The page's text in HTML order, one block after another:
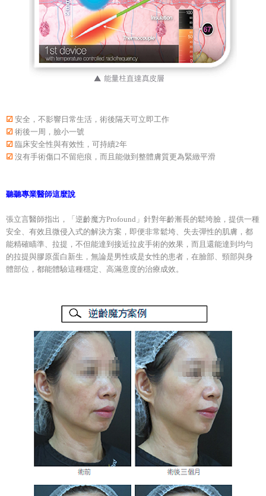
☑ 安全，不影響日常生活，術後隔天可立即工作
☑ 術後一周，臉小一號
☑ 臨床安全性與有效性，可持續2年
☑ 沒有手術傷口不留疤痕，而且能做到整體膚質更為緊緻平滑
聽聽專業醫師這麼說
張立言醫師指出，「逆齡魔方Profound」針對年齡漸長的鬆垮臉，提供一種
安全、有效且微侵入式的解決方案，即便非常鬆垮、失去彈性的肌膚，都
能精確瞄準、拉提，不但能達到接近拉皮手術的效果，而且還能達到均勻
的拉提與膠原蛋白新生，無論是男性或是女性的患者，在臉部、頸部與身
體部位，都能體驗這種穩定、高滿意度的治療成效。